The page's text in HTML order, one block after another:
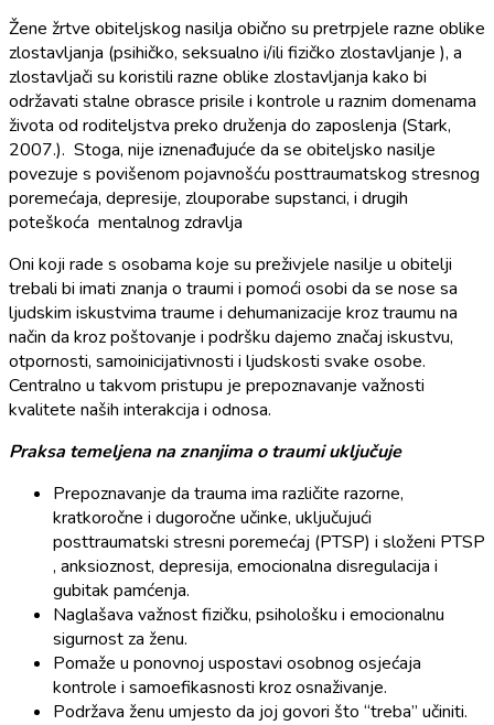
Žene žrtve obiteljskog nasilja obično su pretrpjele razne oblike
zlostavljanja (psihičko, seksualno i/ili fizičko zlostavljanje ), a
zlostavljači su koristili razne oblike zlostavljanja kako bi
održavati stalne obrasce prisile i kontrole u raznim domenama
života od roditeljstva preko druženja do zaposlenja (Stark,
2007.). Stoga, nije iznenađujuće da se obiteljsko nasilje
povezuje s povišenom pojavnošću posttraumatskog stresnog
poremećaja, depresije, zlouporabe supstanci, i drugih
poteškoća mentalnog zdravlja
Oni koji rade s osobama koje su preživjele nasilje u obitelji
trebali bi imati znanja o traumi i pomoći osobi da se nose sa
ljudskim iskustvima traume i dehumanizacije kroz traumu na
način da kroz poštovanje i podršku dajemo značaj iskustvu,
otpornosti, samoinicijativnosti i ljudskosti svake osobe.
Centralno u takvom pristupu je prepoznavanje važnosti
kvalitete naših interakcija i odnosa.
Praksa temeljena na znanjima o traumi uključuje
Prepoznavanje da trauma ima različite razorne,
kratkoročne i dugoročne učinke, uključujući
posttraumatski stresni poremećaj (PTSP) i složeni PTSP
, anksioznost, depresija, emocionalna disregulacija i
gubitak pamćenja.
Naglašava važnost fizičku, psihološku i emocionalnu
sigurnost za ženu.
Pomaže u ponovnoj uspostavi osobnog osjećaja
kontrole i samoefikasnosti kroz osnaživanje.
Podržava ženu umjesto da joj govori što “treba” učiniti.